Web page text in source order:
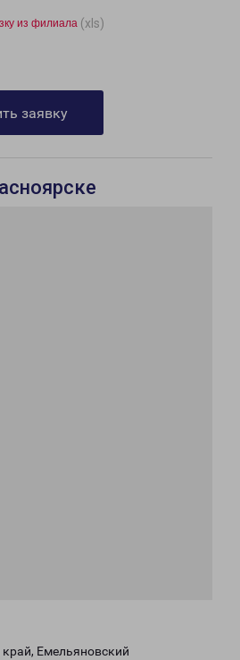
из филиала (xls)
заявку
Емельяновский